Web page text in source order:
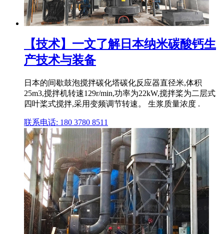
【技术】一文了解日本纳米碳酸钙生
产技术与装备
日本的间歇鼓泡搅拌碳化塔碳化反应器直径米,体积
25m3,搅拌机转速129r/min,功率为22kW,搅拌桨为二层式
四叶桨式搅拌,采用变频调节转速。 生浆质量浓度 .
联系电话: 180 3780 8511